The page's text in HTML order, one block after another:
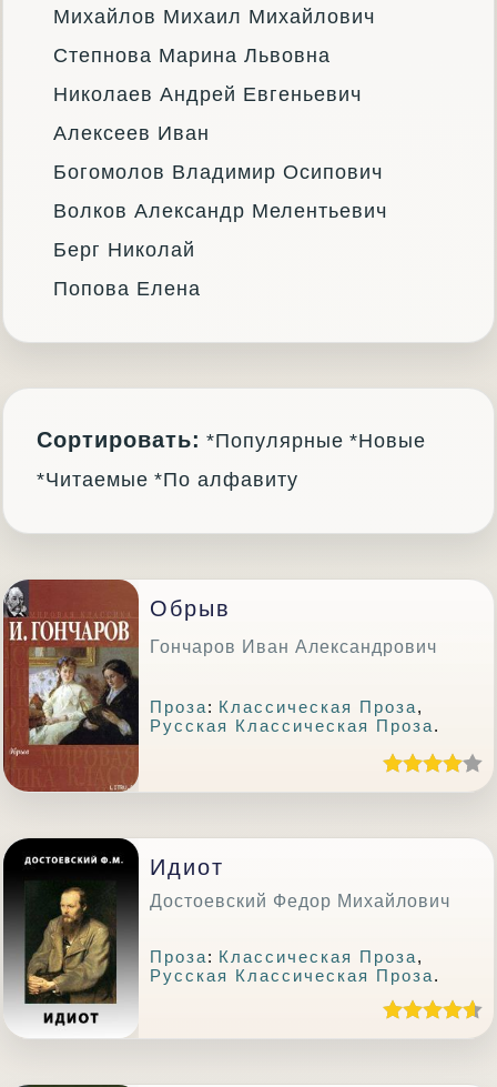
Михайлов Михаил Михайлович
Степнова Марина Львовна
Николаев Андрей Евгеньевич
Алексеев Иван
Богомолов Владимир Осипович
Волков Александр Мелентьевич
Берг Николай
Попова Елена
Сортировать: *Популярные *Новые
*Читаемые *По алфавиту
Обрыв
Гончаров Иван Александрович
Проза: Классическая Проза,
Русская Классическая Проза.
Идиот
Достоевский Федор Михайлович
Проза: Классическая Проза,
Русская Классическая Проза.